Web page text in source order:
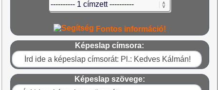
Fontos információ!
Képeslap címsora:
Képeslap szövege: